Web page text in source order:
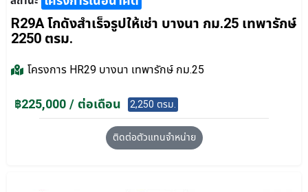
R29A โกดังสำเร็จรูปให้เช่า บางนา กม.25 เทพารักษ์
2250 ตรม.
โครงการ HR29 บางนา เทพารักษ์ กม.25
฿225,000 / ต่อเดือน 2,250 ตรม.
ติดต่อตัวแทนจำหน่าย